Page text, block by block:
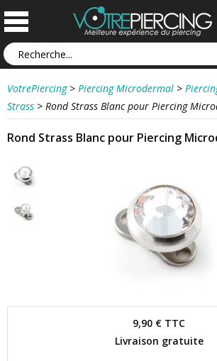
VotrePiercing > Piercing Microdermal >
Strass > Rond Strass Blanc pour Piercing
Rond Strass Blanc pour Piercing
9,90 € TTC
Livraison gratuite